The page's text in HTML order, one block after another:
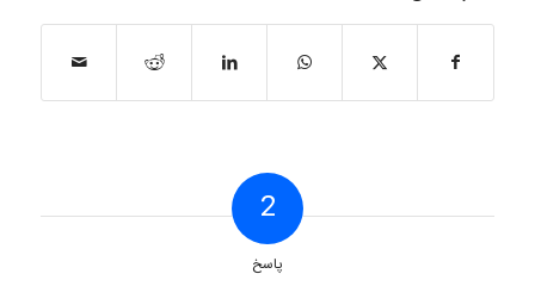
2
پاسخ